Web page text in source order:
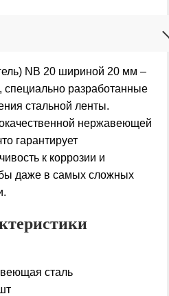
NB 20 шириной 20 мм –
специально разработанные
стальной ленты.
нержавеющей
гарантирует
к коррозии и
даже в самых сложных
сталь